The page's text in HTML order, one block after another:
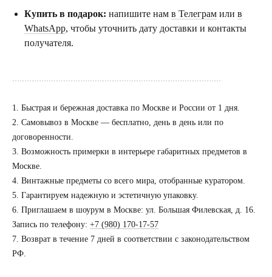
Купить в подарок: напишите нам в Телеграм или в
WhatsApp, чтобы уточнить дату доставки и контакты
получателя.
......................................................................................
1. Быстрая и бережная доставка по Москве и России от 1 дня.
2. Самовывоз в Москве — бесплатно, день в день или по
договоренности.
3. Возможность примерки в интерьере габаритных предметов в
Москве.
4. Винтажные предметы со всего мира, отобранные куратором.
5. Гарантируем надежную и эстетичную упаковку.
6. Приглашаем в шоурум в Москве: ул. Большая Филевская, д. 16.
Запись по телефону: +7 (980) 170-17-57
7. Возврат в течение 7 дней в соответствии с законодательством
РФ.
Вы можете
коллекционеру,
по предварительной
договоренности